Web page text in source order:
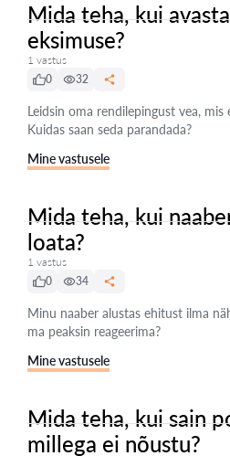
Mida teha, kui
eksimuse?
1 vastus
0
32
Leidsin oma rendilepingust vea, mis
Kuidas saan seda parandada?
Mine vastusele
Mida teha, kui
loata?
1 vastus
0
34
Minu naaber alustas ehitust ilma
ma peaksin reageerima?
Mine vastusele
Mida teha, kui sain
millega ei nõustu?